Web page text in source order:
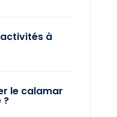
activités à
le calamar
?